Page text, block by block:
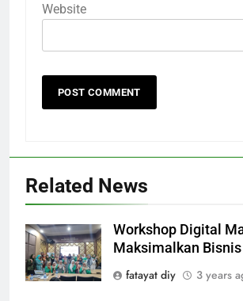
Website
Related News
Workshop Digital
Maksimalkan Bisnis
fatayat diy
3 years